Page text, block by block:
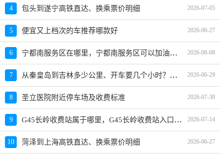
4 包头到遂宁高铁直达、换乘票价明细 2026-07-05
5 便宜又上档次的车推荐哪款好 2026-06-27
6 宁都南服务区在哪里，宁都南服务区可以加油充电吗？ 2026-08-08
7 从秦皇岛到吉林多少公里、开车要几个小时？过路费、油费等 2026-06-29
8 圣立医院附近停车场及收费标准 2026-07-30
9 G45长岭收费站属于哪里，G45长岭收费站入口的详细地址 2026-07-14
10 菏泽到上海高铁直达、换乘票价明细 2026-06-27